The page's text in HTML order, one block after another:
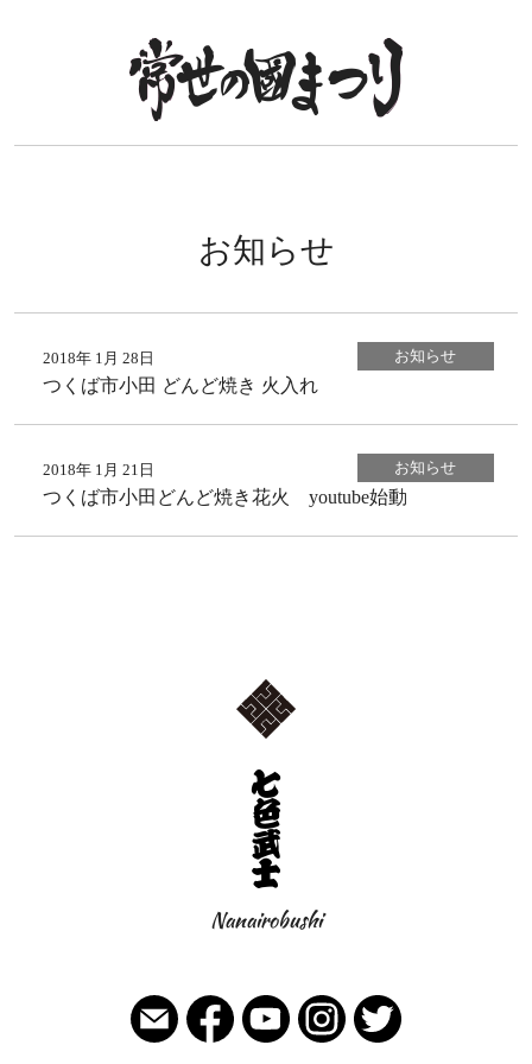
お知らせ
2018年 1月 28日 お知らせ
つくば市小田 どんど焼き 火入れ
2018年 1月 21日 お知らせ
つくば市小田どんど焼き花火 youtube始動
七色武士
Nanairobushi